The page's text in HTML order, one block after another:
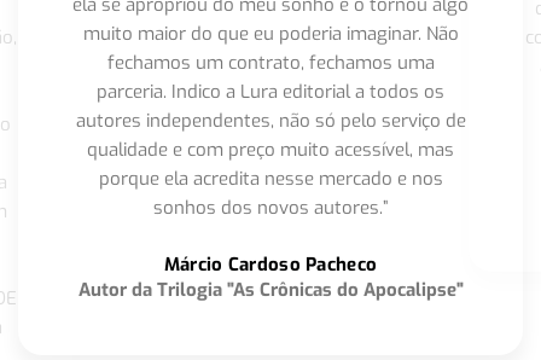
ela se apropriou do meu sonho e o tornou algo
muito maior do que eu poderia imaginar. Não
fechamos um contrato, fechamos uma
parceria. Indico a Lura editorial a todos os
autores independentes, não só pelo serviço de
qualidade e com preço muito acessível, mas
porque ela acredita nesse mercado e nos
sonhos dos novos autores.”
Márcio Cardoso Pacheco
Autor da Trilogia "As Crônicas do Apocalipse"